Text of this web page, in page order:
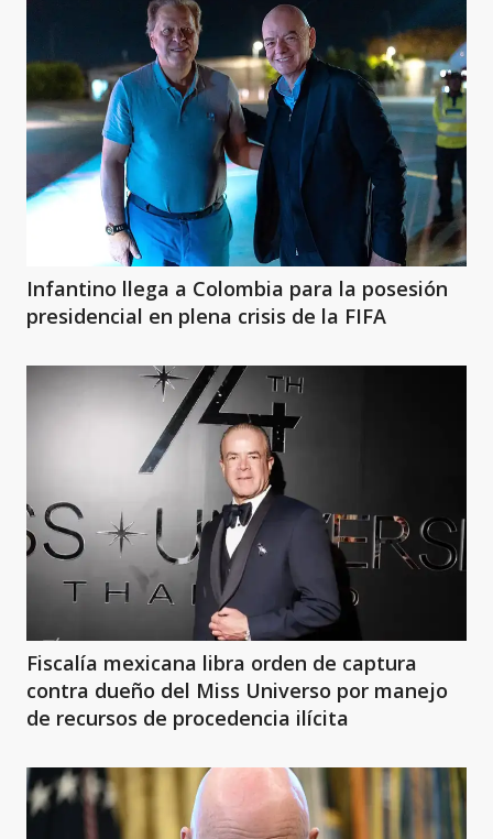
Infantino llega a Colombia para la posesión
presidencial en plena crisis de la FIFA
Fiscalía mexicana libra orden de captura
contra dueño del Miss Universo por manejo
de recursos de procedencia ilícita